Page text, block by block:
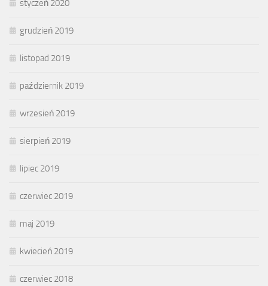
styczeń 2020
grudzień 2019
listopad 2019
październik 2019
wrzesień 2019
sierpień 2019
lipiec 2019
czerwiec 2019
maj 2019
kwiecień 2019
czerwiec 2018